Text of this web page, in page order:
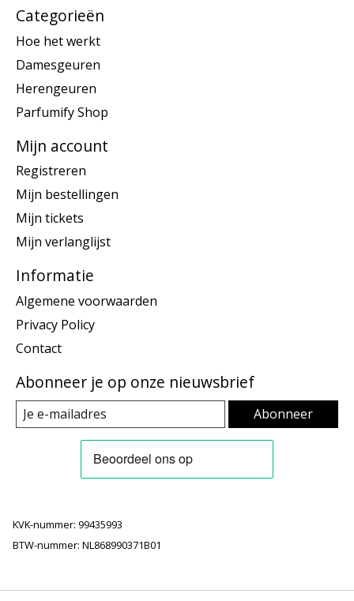
Categorieën
Hoe het werkt
Damesgeuren
Herengeuren
Parfumify Shop
Mijn account
Registreren
Mijn bestellingen
Mijn tickets
Mijn verlanglijst
Informatie
Algemene voorwaarden
Privacy Policy
Contact
Abonneer je op onze nieuwsbrief
Abonneer
KVK-nummer: 99435993
BTW-nummer: NL868990371B01